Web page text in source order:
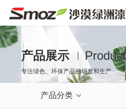
产品展示
专注绿色、环保产品的研发和生产
产品分类